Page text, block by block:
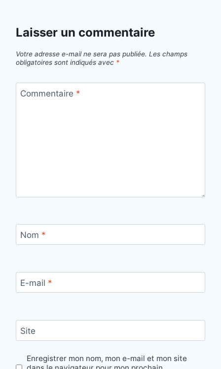
Laisser un commentaire
Votre adresse e-mail ne sera pas publiée. Les champs
obligatoires sont indiqués avec *
Commentaire *
Nom *
E-mail *
Site
Enregistrer mon nom, mon e-mail et mon site